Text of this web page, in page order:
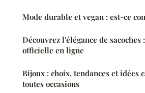
Mode durable et vegan : est-ce
Découvrez l'élégance de
officielle en ligne
Bijoux : choix, tendances et idées
toutes occasions